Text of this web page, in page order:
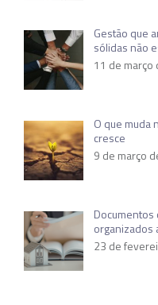
Gestão que
sólidas não
11 de março
O que muda
cresce
9 de março
organizados
23 de